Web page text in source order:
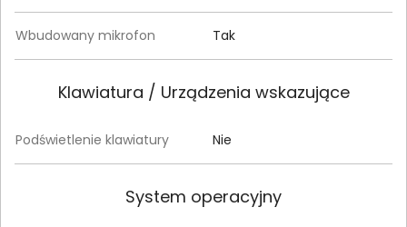
Wbudowany mikrofon Tak
Klawiatura / Urządzenia wskazujące
Podświetlenie klawiatury Nie
System operacyjny